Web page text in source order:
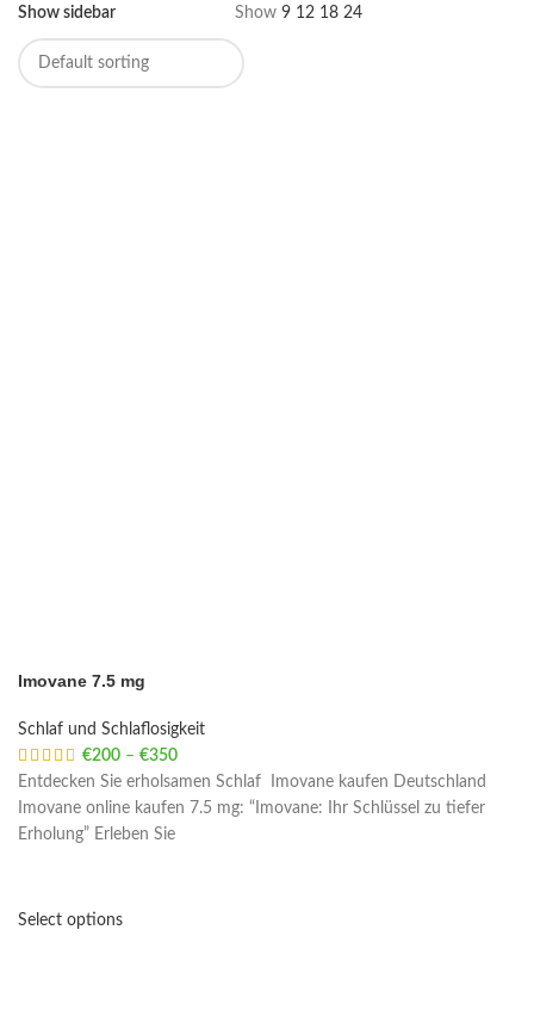
Show sidebar Show 9 12 18 24
Imovane 7.5 mg
Schlaf und Schlaflosigkeit
€200 – €350
Entdecken Sie erholsamen Schlaf Imovane kaufen Deutschland
Imovane online kaufen 7.5 mg: “Imovane: Ihr Schlüssel zu tiefer
Erholung” Erleben Sie
Select options